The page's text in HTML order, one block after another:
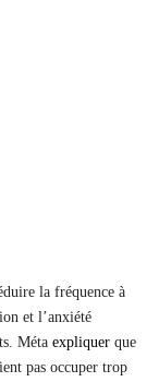
la fréquence à
et l’anxiété
Méta expliquer que
pas occuper trop